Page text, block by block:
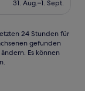
31. Aug.–1. Sept.
24 Stunden für
gefunden
Es können